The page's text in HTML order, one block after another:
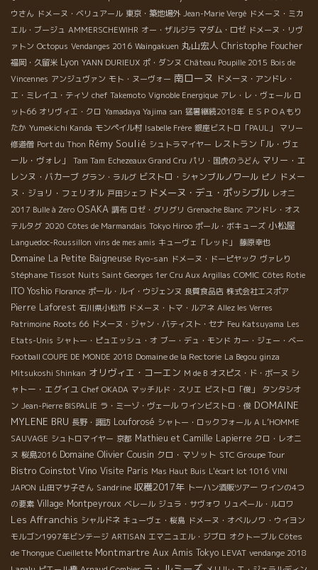
ウさん ドメーヌ・ベリュアール 東京・築地場外 Jean-Marie Vergé ドメーヌ・ミカ
エル・ブージュ AMMERSCHEWIHR オー・ザルジラ マダム・ロゼ ドメーヌ・リヴ
ァトン Octopus Vendanges 2016 Waingakuen 丸山宏人 Christophe Foucher
福岡・久留米 Lyon YANN DURIEUX ポ・ダンヌ Château Poupille 2015 Bois de
Vincennes アンジュヴァン モト・ヌーヴォー 南ローヌ ドメーヌ・アンドレ・
エ・ミレイユ・ティソ chef Takemoto Vignoble Energique アレ・レ・ヴェール ロ
ット66 オリヴィエ・クロ Yamadaya Yajima san 猛暑継続2018年 ＥＳＰＯＡもり
たか Yumekichi Kanda モンペイル村 Isabelle Frère 銀座ビストロ「PAUL」
マリー
修道僧 Port du Thon Rémy Soulié シュトラマイヤー レストラン「ル・ヴェ
ール・ヴォレ」
Tam Tam Echezeaux Grand Cru パリ・国虎のうどん マリー・エ
レンヌ・バカーブ グラン・ラルグ ビストロ・シャンブルノワール ピノ ドメー
ヌ・ジョリ・フェリオル 戸田シェフ ドメーヌ・デュ・ポッシブル レオニ
2017 Bulle à Zero OSAKA 調布 ロゼ・グリグリ Grenache Blanc アンドレ・オス
テルタグ 2020 Côtes de Marmandais Tokyo Hiroo ポール・ボキューズ 小松屋
Languedoc-Roussillon vins de mes amis キューヴェ「レッド」 藤原幸也
Domaine La Petite Baigneuse Ryo-san ドメーヌ・ドーピヤック ヴァレり
Stéphane Tissot Nuits Saint Georges 1er Cru Aux Argillas COMIC Côtes Rotie
ITO Yoshio Florance ポール・ルイ・ウジェンヌ 良質食品店 株式会社エスポア
Pierre Laforest 石川県小松市 ドメーヌ・トマ・ルアネ Allez les Verres
Patrimoine Roots 66 ドメーヌ・ジャン・バティスト・セナ Feu Katsuyama Les
Etats-Unis シャトー・ピュエッシュ・オ ブー・デュ・モンド カー・ジェー・ベー
Football COUPE DE MONDE 2018 Domaine de la Rectorie La Begou ginza
Mitsukoshi Shinkan オリヴィエ・コーエン M de B オスピス・ド・ボーヌ シ
ャトー・エグイユ Chef OKADA マッチルド・スリエ ビストロ「俊」
タンタシオ
ン Jean-Pierre BISPALIE ラ・ミーゾ・ヴェール ワインビストロ・俊 DOMAINE
MYLENE BRU 長野・諏訪 Louforosé シャトー・ロックフォール A L’HOMME
SAUVAGE シュトロマイヤー 京都 Mathieu et Camille Lapierre クロ・レオニ
ヌ 桜島2016 Domaine Olivier Cousin クロ・マソット STC Groupe Tour
Bistro Coinstot Vino Visite Paris Mas Haut Buis L'écart lot 1016 VINI
JAPON 山田マサ子さん Sandrine 収穫2017年 トーハン酒販ツアー ワインの4つ
の要素 Village Montpeyroux ベレール ジュラ・サヴォワ リュペール・ルロワ
Les Affranchis シャルドネ キューヴェ・桜島 ドメーヌ・オベルノワ・ウイヨン
モルゴン1997年ビンテージ ARTISAN エマニュエル・ジブロ オクトーブル Côtes
de Thongue Cueillette Montmartre Aux Amis Tokyo LEVAT vendange 2018